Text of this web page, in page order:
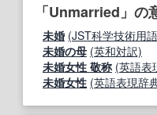
「Unmarried」の
未婚 (JST科学技術用
未婚の母 (英和対訳)
未婚女性 敬称 (英語表
未婚女性 (英語表現辞